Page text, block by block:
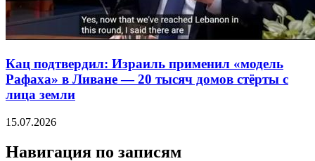
Кац подтвердил: Израиль применил «модель
Рафаха» в Ливане — 20 тысяч домов стёрты с
лица земли
15.07.2026
Навигация по записям